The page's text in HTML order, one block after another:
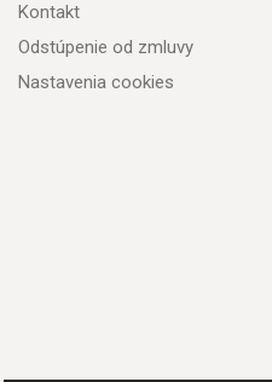
Kontakt
Odstúpenie od zmluvy
Nastavenia cookies